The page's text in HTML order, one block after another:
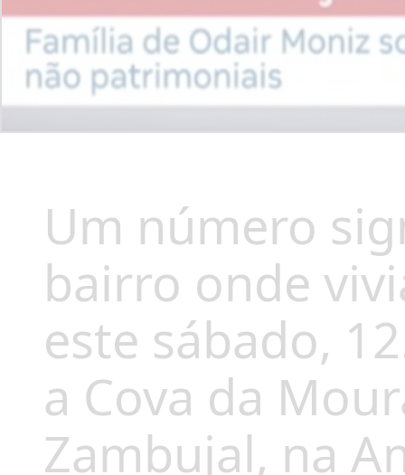
Um número
bairro onde
este sábado,
a Cova da
Zambujal, na